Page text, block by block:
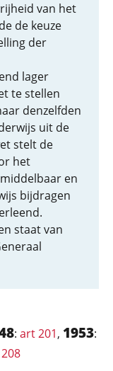
van het
de keuze
der
lager
te stellen
denzelfden
uit de
stelt de
het
en
bijdragen
staat van
: art 201, 1953: